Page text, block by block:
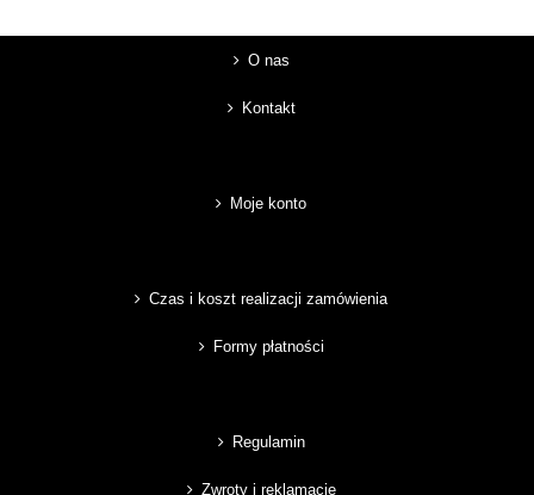
O nas
Kontakt
Moje konto
Czas i koszt realizacji zamówienia
Formy płatności
Regulamin
Zwroty i reklamacje